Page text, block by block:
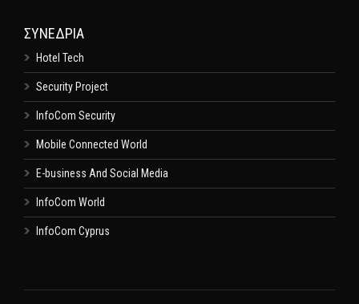
ΣΥΝΕΔΡΙΑ
Hotel Tech
Security Project
InfoCom Security
Mobile Connected World
E-business And Social Media
InfoCom World
InfoCom Cyprus